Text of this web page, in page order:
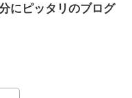
にピッタリのブログ